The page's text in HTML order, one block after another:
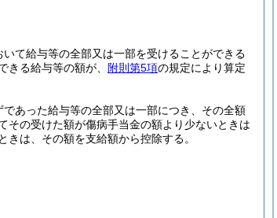
て給与等の全部又は一部を受けることができる
きる給与等の額が、 附則第5項の規定により算定
あった給与等の全部又は一部につき、その全額
その受けた額が傷病手当金の額より少ないときは
は、その額を支給額から控除する。